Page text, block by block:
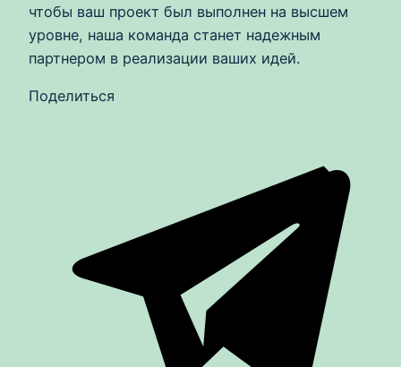
чтобы ваш проект был выполнен на высшем
уровне, наша команда станет надежным
партнером в реализации ваших идей.
Поделиться